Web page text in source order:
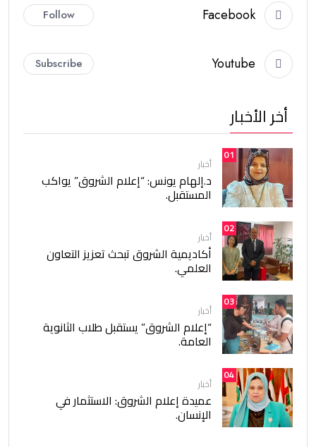
Facebook
Follow
Youtube
Subscribe
أخر الأخبار
01
أخبار
د.إلهام يونس: “إعلام الشروق” يواكب
المستقبل.
02
أخبار
أكاديمية الشروق تبحث تعزيز التعاون
العلمي.
03
أخبار
“إعلام الشروق” يستقبل طلاب الثانوية
العامة.
04
أخبار
عميدة إعلام الشروق: الاستثمار في
الإنسان.